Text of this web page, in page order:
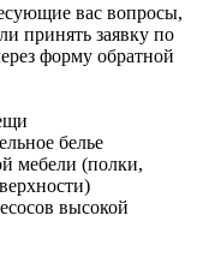
вас вопросы,
принять заявку по
форму обратной
белье
мебели (полки,
высокой